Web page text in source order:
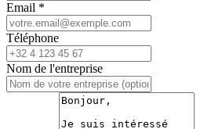
Email *
Téléphone
Nom de l'entreprise